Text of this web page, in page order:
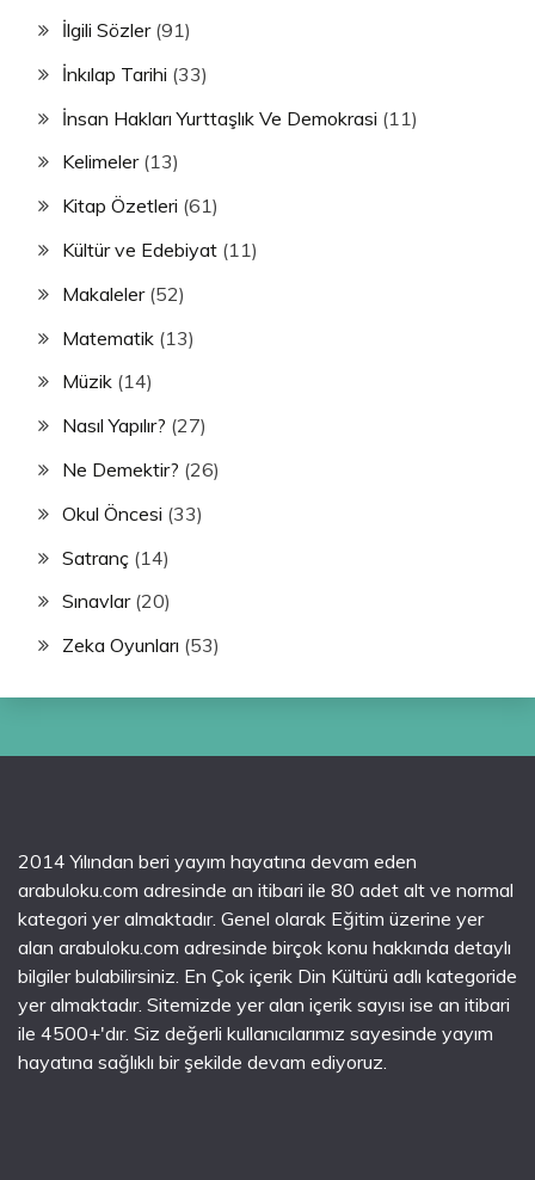
İlgili Sözler(91)
İnkılap Tarihi (33)
İnsan Hakları Yurttaşlık Ve Demokrasi (11)
Kelimeler(13)
Kitap Özetleri (61)
Kültür ve Edebiyat (11)
Makaleler(52)
Matematik (13)
Müzik (14)
Nasıl Yapılır? (27)
Ne Demektir? (26)
Okul Öncesi (33)
Satranç (14)
Sınavlar(20)
Zeka Oyunları (53)
2014 Yılından beri yayım hayatına devam eden
arabuloku.com adresinde an itibari ile 80 adet alt ve normal
kategori yer almaktadır. Genel olarak Eğitim üzerine yer
alan arabuloku.com adresinde birçok konu hakkında detaylı
bilgiler bulabilirsiniz. En Çok içerik Din Kültürü adlı kategoride
yer almaktadır. Sitemizde yer alan içerik sayısı ise an itibari
ile 4500+'dır. Siz değerli kullanıcılarımız sayesinde yayım
hayatına sağlıklı bir şekilde devam ediyoruz.